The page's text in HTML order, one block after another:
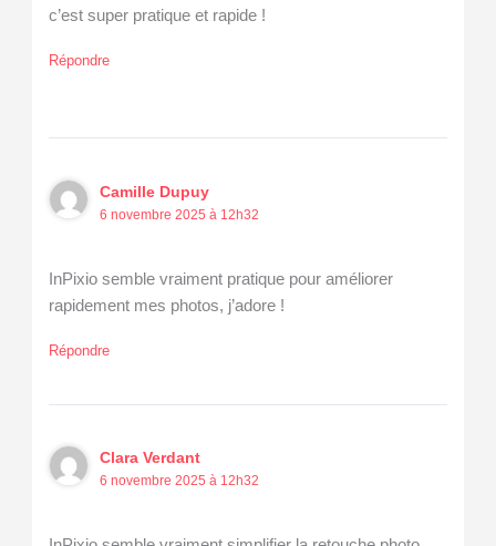
c’est super pratique et rapide !
Répondre
Camille Dupuy
6 novembre 2025 à 12h32
InPixio semble vraiment pratique pour améliorer
rapidement mes photos, j’adore !
Répondre
Clara Verdant
6 novembre 2025 à 12h32